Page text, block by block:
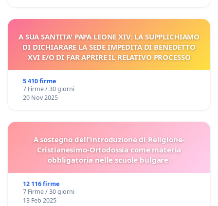
A SUA SANTITA' PAPA LEONE XIV: LA SUPPLICHIAMO
DI DICHIARARE LA SEDE IMPEDITA DI BENEDETTO
XVI E/O DI FAR APRIRE IL RELATIVO PROCESSO
5 410 firme
7 Firme / 30 giorni
20 Nov 2025
A sostegno dell'introduzione di Religione-
Cristianesimo-Ortodossia come materia
obbligatoria nelle scuole bulgare.
12 116 firme
7 Firme / 30 giorni
13 Feb 2025